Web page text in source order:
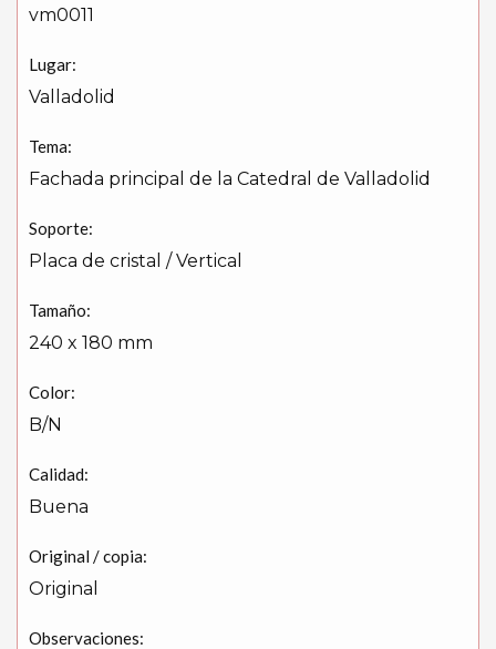
vm0011
Lugar:
Valladolid
Tema:
Fachada principal de la Catedral de Valladolid
Soporte:
Placa de cristal / Vertical
Tamaño:
240 x 180 mm
Color:
B/N
Calidad:
Buena
Original / copia:
Original
Observaciones: